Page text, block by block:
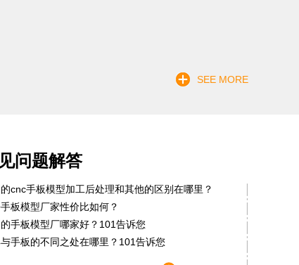
SEE MORE
问题解答
cnc手板模型加工后处理和其他的区别在哪里？
板模型厂家性价比如何？
手板模型厂哪家好？101告诉您
手板的不同之处在哪里？101告诉您